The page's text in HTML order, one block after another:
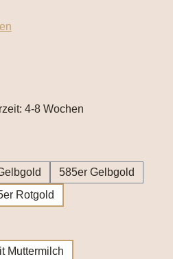
von 5 von 5 Sternen
4-8 Wochen
585er Gelbgold
Rotgold
Muttermilch